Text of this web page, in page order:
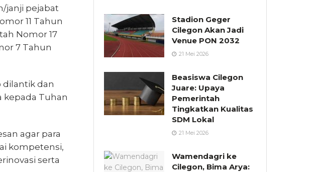
janji pejabat
11 Tahun
Nomor 17
7 Tahun
dilantik dan
Tuhan
agar para
kompetensi,
serta
Stadion Geger
Cilegon Akan Jadi
Venue PON 2032
21 Mei 2026
Beasiswa Cilegon
Juare: Upaya
Pemerintah
Tingkatkan Kualitas
SDM Lokal
21 Mei 2026
Wamendagri ke
Cilegon, Bima Arya: